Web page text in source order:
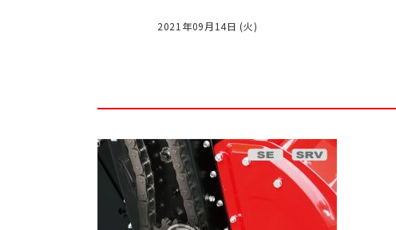
2021年09月14日 (火)